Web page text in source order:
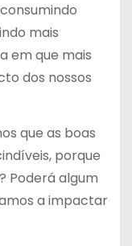
mais
em que mais
dos nossos
que as boas
porque
Poderá algum
a impactar